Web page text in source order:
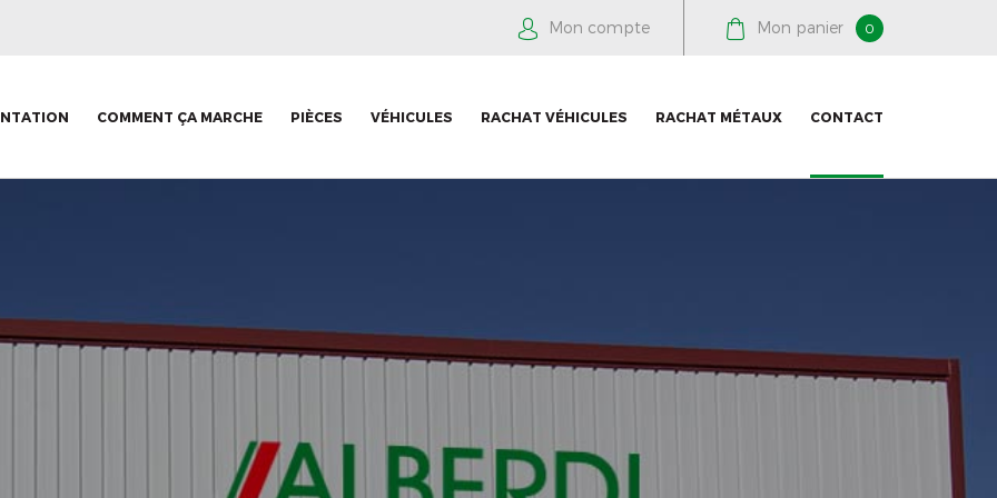
Mon compte Mon panier 0
COMMENT ÇA MARCHE PIÈCES VÉHICULES RACHAT VÉHICULES RACHAT MÉTAUX CONTACT